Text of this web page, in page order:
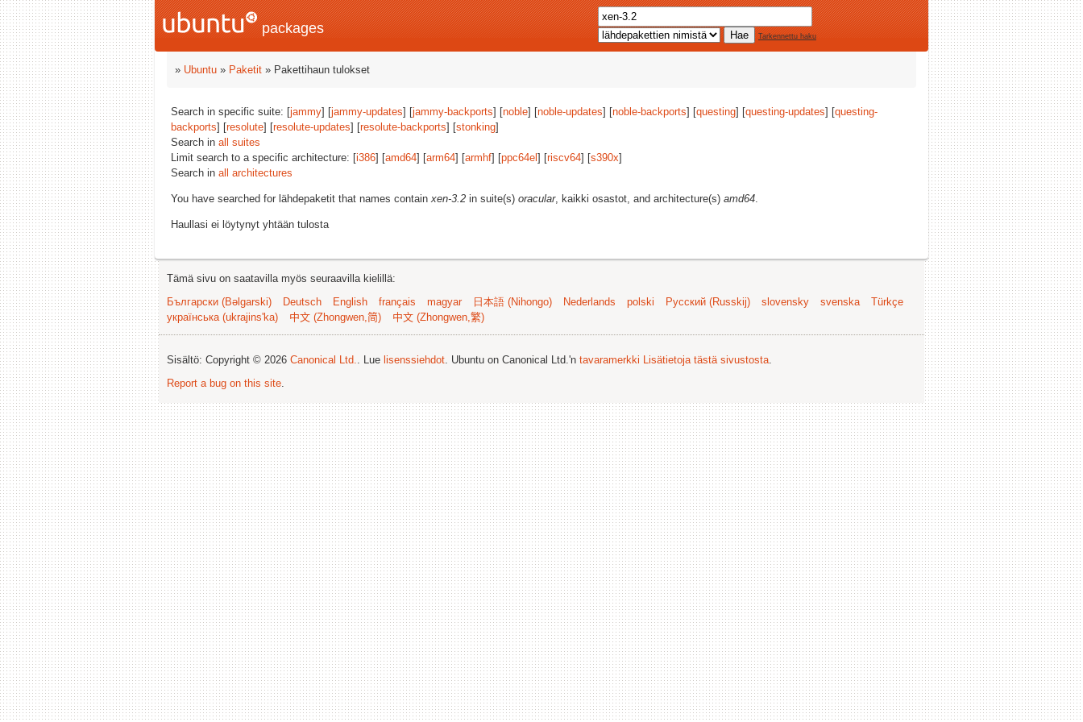
packages Tarkennettu haku
» Ubuntu » Paketit » Pakettihaun tulokset
Search in specific suite: [jammy] [jammy-updates] [jammy-backports] [noble] [noble-updates] [noble-backports] [questing] [questing-updates] [questing-
backports] [resolute] [resolute-updates] [resolute-backports] [stonking]
Search in all suites
Limit search to a specific architecture: [i386] [amd64] [arm64] [armhf] [ppc64el ] [riscv64] [s390x]
Search in all architectures
You have searched for lähdepaketit that names containxen-3.2 in suite(s) oracular, kaikki osastot, and architecture(s) amd64.
Haullasi ei löytynyt yhtään tulosta
Tämä sivu on saatavilla myös seuraavilla kielillä:
Български (Bəlgarski)
Deutsch English français magyar 日本語 (Nihongo) Nederlands polski Русский (Russkij) slovensky svenska
Türkçe
українська (ukrajins'ka)
中文 (Zhongwen,简) 中文 (Zhongwen,繁)
Sisältö: Copyright © 2026 Canonical Ltd.. Lue lisenssiehdot. Ubuntu on Canonical Ltd.'n tavaramerkki Lisätietoja tästä sivustosta.
Report a bug on this site.